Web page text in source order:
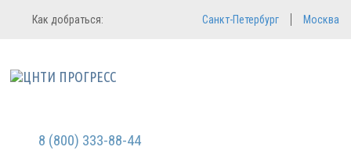
Регистрация
Мы не передаем ваши данные
третьим лицам и не рассылаем
Вход в систему
Как добраться: Санкт-Петербург Москва
8 (800) 333-88-44